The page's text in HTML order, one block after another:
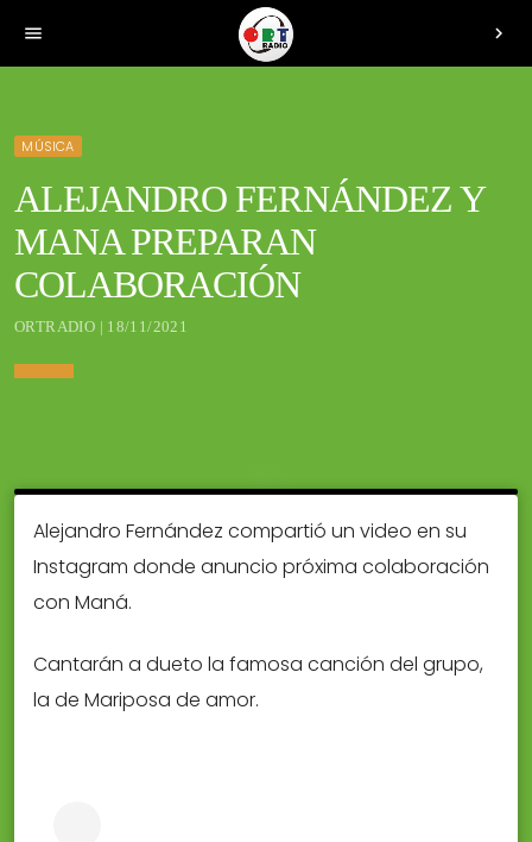
menu chevron_right
MÚSICA
ALEJANDRO FERNÁNDEZ Y
MANA PREPARAN
COLABORACIÓN
ORTRADIO | 18/11/2021
Alejandro Fernández compartió un video en su
Instagram donde anuncio próxima colaboración
con Maná.
Cantarán a dueto la famosa canción del grupo,
la de Mariposa de amor.